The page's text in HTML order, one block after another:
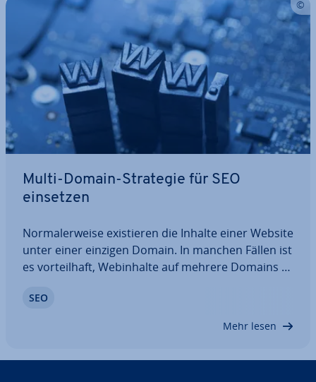
Multi-Domain-Strategie für SEO
einsetzen
Nor­ma­ler­wei­se exis­tie­ren die Inhalte einer Website
unter einer einzigen Domain. In manchen Fällen ist
es vor­teil­haft, Web­in­hal­te auf mehrere Domains zu
mehrere Domains haben und was bringen mir
SEO
Mehr lesen